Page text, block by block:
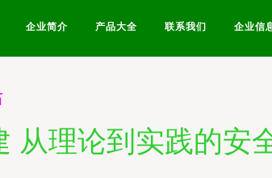
企业简介 产品大全 联系我们 企业信
从理论到实践的安